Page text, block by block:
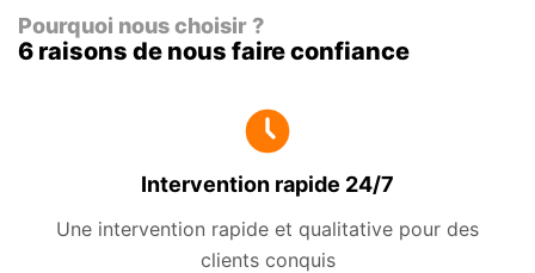
Pourquoi nous choisir ?
6 raisons de nous faire confiance
Intervention rapide 24/7
Une intervention rapide et qualitative pour des
clients conquis